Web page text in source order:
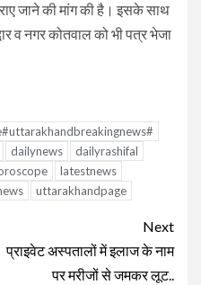
जाने की मांग की है। इसके साथ
व नगर कोतवाल को भी पत्र भेजा
dailynews
dailyrashifal
latestnews
uttarakhandpage
Next
प्राइवेट अस्पतालों में इलाज के नाम
पर मरीजों से जमकर लूट..